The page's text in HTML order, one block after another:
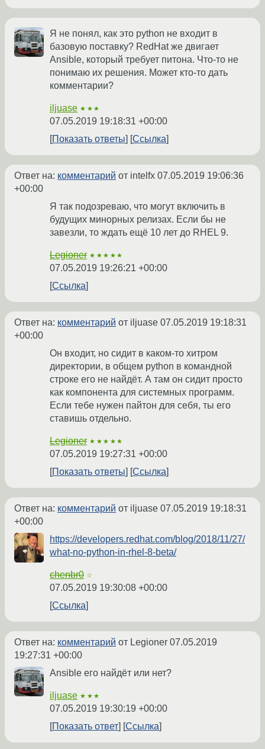
Я не понял, как это python не входит в
базовую поставку? RedHat же двигает
Ansible, который требует питона. Что-то не
понимаю их решения. Может кто-то дать
комментарии?
iljuase ★★★
07.05.2019 19:18:31 +00:00
Показать ответы
Ссылка
Ответ на: комментарий от intelfx 07.05.2019 19:06:36
+00:00
Я так подозреваю, что могут включить в
будущих минорных релизах. Если бы не
завезли, то ждать ещё 10 лет до RHEL 9.
Legioner ★★★★★
07.05.2019 19:26:21 +00:00
Ссылка
Ответ на: комментарий от iljuase 07.05.2019 19:18:31
+00:00
Он входит, но сидит в каком-то хитром
директории, в общем python в командной
строке его не найдёт. А там он сидит просто
как компонента для системных программ.
Если тебе нужен пайтон для себя, ты его
ставишь отдельно.
Legioner ★★★★★
07.05.2019 19:27:31 +00:00
Показать ответы
Ссылка
Ответ на: комментарий от iljuase 07.05.2019 19:18:31
+00:00
https://developers.redhat.com/blog/2018/11/27/
what-no-python-in-rhel-8-beta/
chenbr0 ☆
07.05.2019 19:30:08 +00:00
Ссылка
Ответ на: комментарий от Legioner 07.05.2019
19:27:31 +00:00
Ansible его найдёт или нет?
iljuase ★★★
07.05.2019 19:30:19 +00:00
Показать ответ
Ссылка